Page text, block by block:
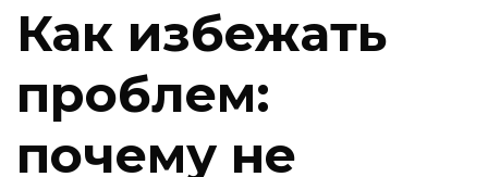
Как избежать
проблем:
почему не